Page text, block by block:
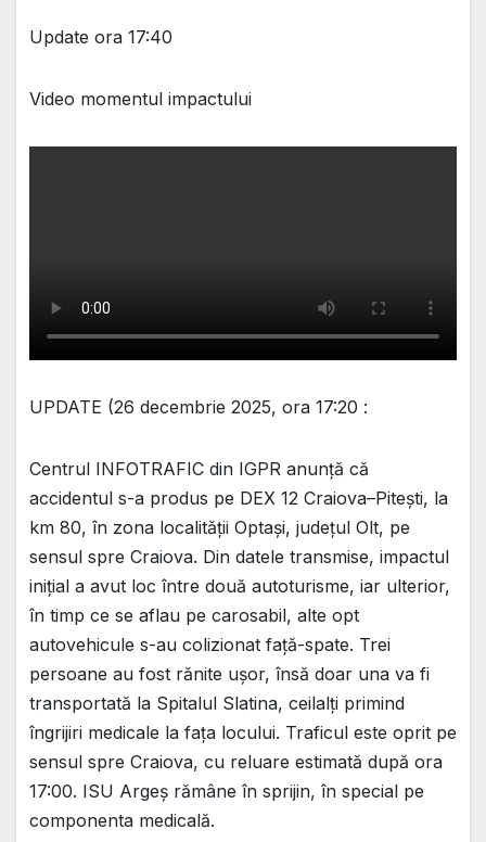
Update ora 17:40
Video momentul impactului
UPDATE (26 decembrie 2025, ora 17:20 :
Centrul INFOTRAFIC din IGPR anunță că
accidentul s-a produs pe DEX 12 Craiova–Pitești, la
km 80, în zona localității Optași, județul Olt, pe
sensul spre Craiova. Din datele transmise, impactul
inițial a avut loc între două autoturisme, iar ulterior,
în timp ce se aflau pe carosabil, alte opt
autovehicule s-au colizionat față-spate. Trei
persoane au fost rănite ușor, însă doar una va fi
transportată la Spitalul Slatina, ceilalți primind
îngrijiri medicale la fața locului. Traficul este oprit pe
sensul spre Craiova, cu reluare estimată după ora
17:00. ISU Argeș rămâne în sprijin, în special pe
componenta medicală.